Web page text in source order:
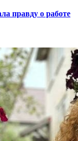
правду о работе